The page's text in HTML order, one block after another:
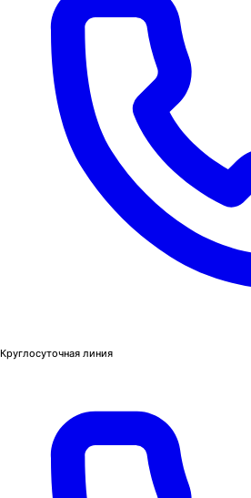
Круглосуточная линия